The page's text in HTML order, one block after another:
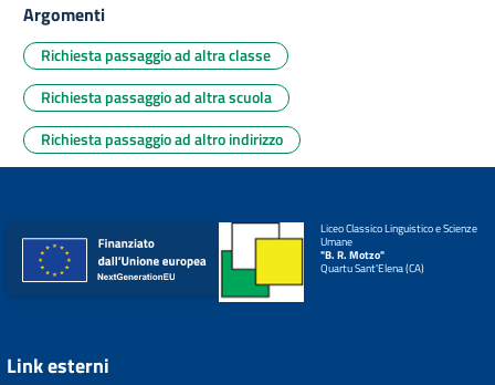
Argomenti
Richiesta passaggio ad altra classe
Richiesta passaggio ad altra scuola
Richiesta passaggio ad altro indirizzo
Liceo Classico Linguistico e Scienze
Umane
"B. R. Motzo"
Quartu Sant'Elena (CA)
Link esterni